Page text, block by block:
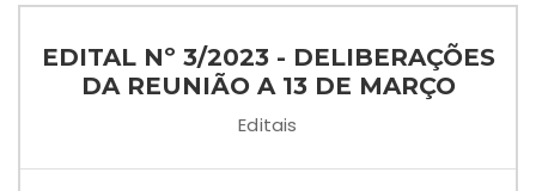
EDITAL Nº 3/2023 - DELIBERAÇÕES
DA REUNIÃO A 13 DE MARÇO
Editais